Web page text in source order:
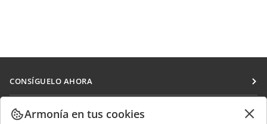
CONSÍGUELO AHORA
Docs
DocSpace
COLABORAR
Armonía en tus cookies